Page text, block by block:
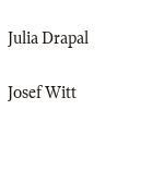
Julia Drapal
Josef Witt